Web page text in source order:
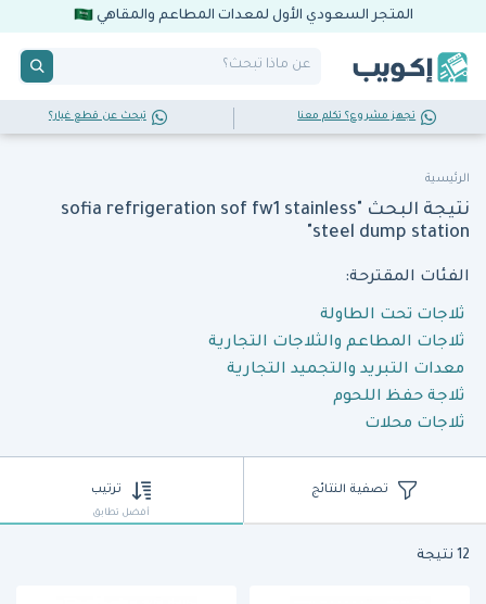
المتجر السعودي الأول لمعدات المطاعم والمقاهي
تجهز مشروع؟ تكلم معنا تبحث عن قطع غيار؟
الرئيسية
نتيجة البحث "sofia refrigeration sof fw1 stainless
steel dump station"
الفئات المقترحة:
ثلاجات تحت الطاولة
ثلاجات المطاعم والثلاجات التجارية
معدات التبريد والتجميد التجارية
ثلاجة حفظ اللحوم
ثلاجات محلات
تصفية النتائج ترتيب
أفضل تطابق
12 نتيجة